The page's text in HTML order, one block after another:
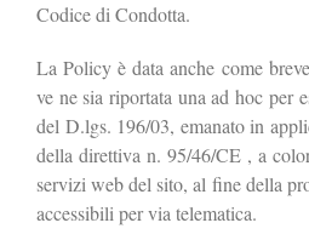
Codice di Condotta.
La Policy è data anche come
ve ne sia riportata una ad hoc per
del D.lgs. 196/03, emanato in
della direttiva n. 95/46/CE , a
servizi web del sito, al fine della
accessibili per via telematica.